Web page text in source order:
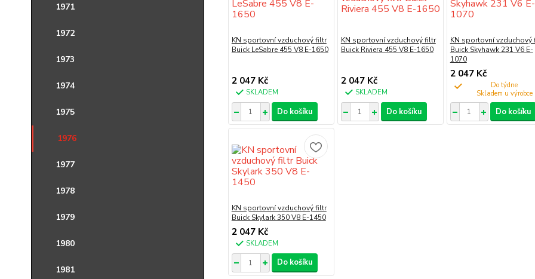
1971
1972
1973
1974
1975
1976
1977
1978
1979
1980
1981
KN sportovní vzduchový filtr
Buick LeSabre 455 V8 E-1650
2 047 Kč
SKLADEM
Do košíku
KN sportovní vzduchový filtr
Buick Riviera 455 V8 E-1650
2 047 Kč
SKLADEM
Do košíku
KN sportovní vzduchový
Buick Skyhawk 231 V6 E-
1070
2 047 Kč
Do týdne
Do košíku
KN sportovní vzduchový filtr
Buick Skylark 350 V8 E-1450
2 047 Kč
SKLADEM
Do košíku